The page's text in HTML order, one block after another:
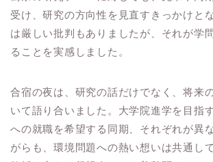
受け、研究の方向性を見直すきっかけと
は厳しい批判もありましたが、それが学
ることを実感しました。
合宿の夜は、研究の話だけでなく、将来
いて語り合いました。大学院進学を目指
への就職を希望する同期、それぞれが異
がらも、環境問題への熱い想いは共通し